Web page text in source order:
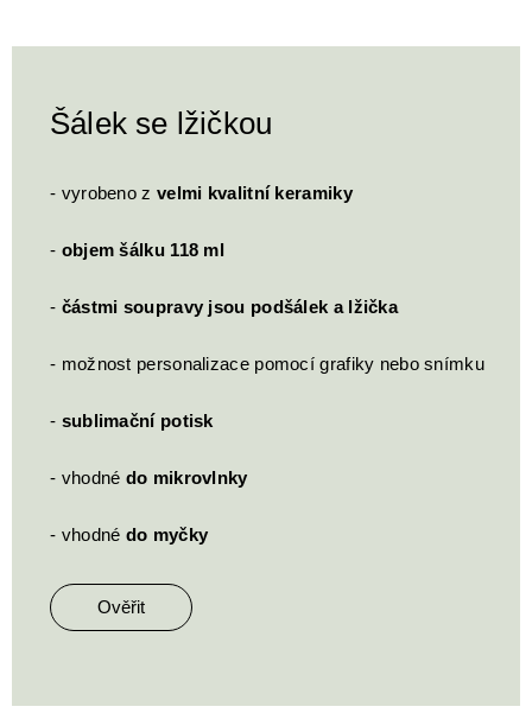
Šálek se lžičkou
- vyrobeno z velmi kvalitní keramiky
- objem šálku 118 ml
- částmi soupravy jsou podšálek a lžička
- možnost personalizace pomocí grafiky nebo snímku
- sublimační potisk
- vhodné do mikrovlnky
- vhodné do myčky
Ověřit